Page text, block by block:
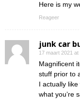
Here is my
Reageer
junk car
17 maart 2021 at
Magnificent
stuff prior to
I actually
what you’re